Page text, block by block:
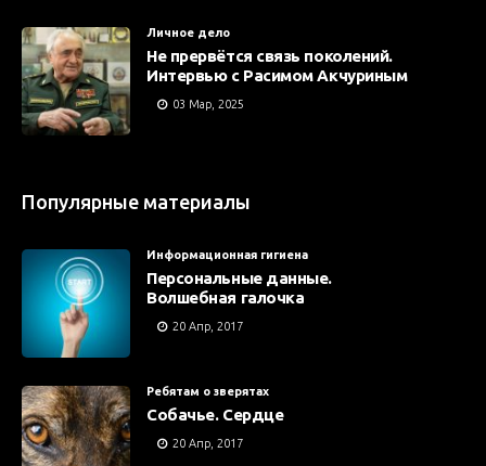
Личное дело
Не прервётся связь поколений.
Интервью с Расимом Акчуриным
03 Мар, 2025
Популярные материалы
Информационная гигиена
Персональные данные.
Волшебная галочка
20 Апр, 2017
Ребятам о зверятах
Собачье. Сердце
20 Апр, 2017